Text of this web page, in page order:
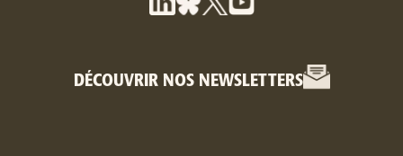
DÉCOUVRIR NOS NEWSLETTERS